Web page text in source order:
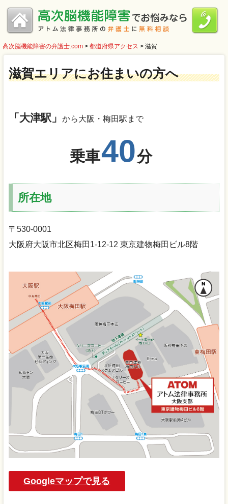
高次脳機能障害の弁護士.com > 都道府県アクセス > 滋賀
滋賀エリアにお住まいの方へ
「大津駅」 から大阪・梅田駅まで
乗車40分
所在地
〒530-0001
大阪府大阪市北区梅田1-12-12 東京建物梅田ビル8階
Googleマップで見る